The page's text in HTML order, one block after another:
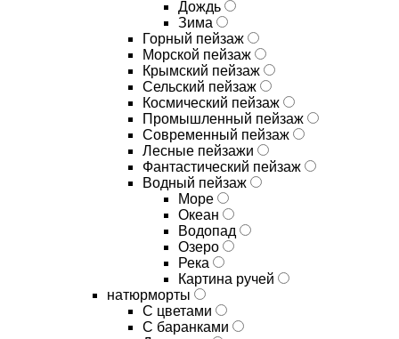
Дождь
Зима
Горный пейзаж
Морской пейзаж
Крымский пейзаж
Сельский пейзаж
Космический пейзаж
Промышленный пейзаж
Современный пейзаж
Лесные пейзажи
Фантастический пейзаж
Водный пейзаж
Море
Океан
Водопад
Озеро
Река
Картина ручей
натюрморты
С цветами
С баранками